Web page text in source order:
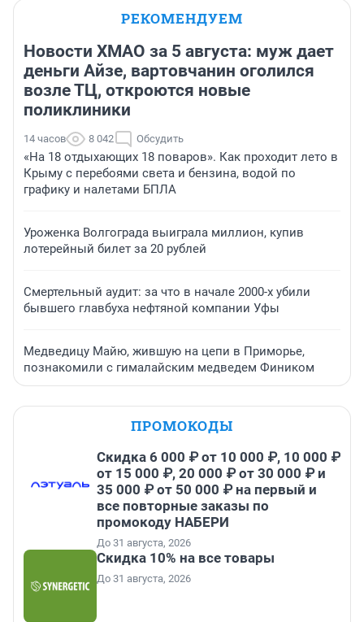
РЕКОМЕНДУЕМ
Новости ХМАО за 5 августа: муж дает
деньги Айзе, вартовчанин оголился
возле ТЦ, откроются новые
поликлиники
14 часов 8 042 Обсудить
«На 18 отдыхающих 18 поваров». Как проходит лето в
Крыму с перебоями света и бензина, водой по
графику и налетами БПЛА
Уроженка Волгограда выиграла миллион, купив
лотерейный билет за 20 рублей
Смертельный аудит: за что в начале 2000-х убили
бывшего главбуха нефтяной компании Уфы
Медведицу Майю, жившую на цепи в Приморье,
познакомили с гималайским медведем Фиником
ПРОМОКОДЫ
Скидка 6 000 ₽ от 10 000 ₽, 10 000 ₽
от 15 000 ₽, 20 000 ₽ от 30 000 ₽ и
35 000 ₽ от 50 000 ₽ на первый и
все повторные заказы по
промокоду НАБЕРИ
До 31 августа, 2026
Скидка 10% на все товары
До 31 августа, 2026